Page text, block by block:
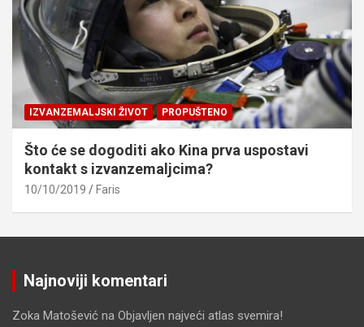
IZVANZEMALJSKI ŽIVOT PROPUŠTENO
Što će se dogoditi ako Kina prva uspostavi
kontakt s izvanzemaljcima?
10/10/2019 Faris
Najnoviji komentari
Zoka Matošević na Objavljen najveći atlas svemira!